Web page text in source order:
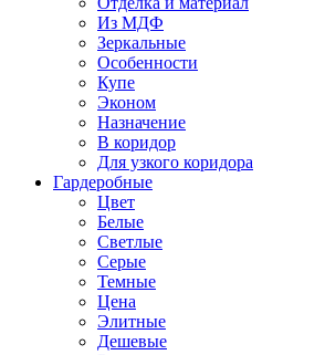
Из МДФ
Зеркальные
Особенности
Купе
Эконом
Назначение
В коридор
Для узкого коридора
Гардеробные
Цвет
Белые
Светлые
Серые
Темные
Цена
Элитные
Дешевые